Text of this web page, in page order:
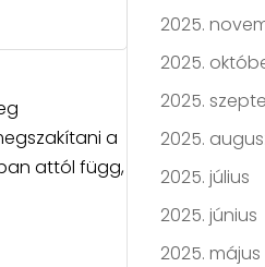
a
attól függ,
2025.
2025.
2025.
2025.
2025. július
2025. június
2025. május